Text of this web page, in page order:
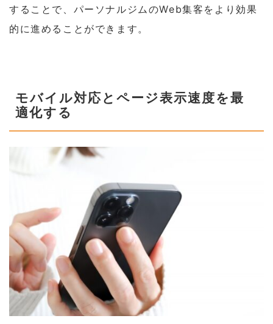
することで、パーソナルジムのWeb集客をより効果
的に進めることができます。
モバイル対応とページ表示速度を最
適化する